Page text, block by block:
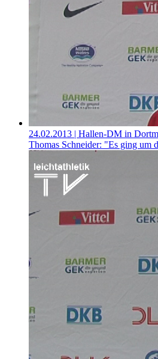
24.02.2013 | Hallen-DM in
Thomas Schneider: "Es ging um